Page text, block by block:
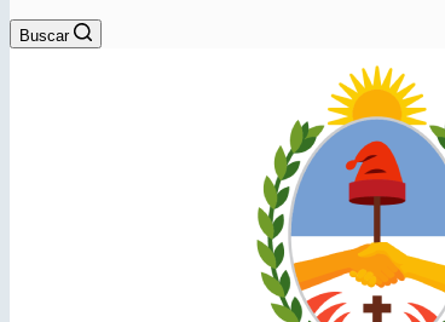
Buscar